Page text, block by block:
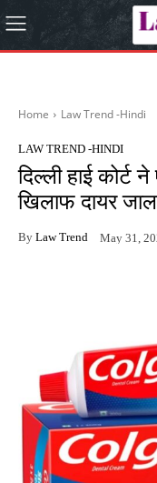
Home Law Trend -Hindi
LAW TREND -HINDI
दिल्ली हाई कोर्ट
खिलाफ दायर
By Law Trend May 31,